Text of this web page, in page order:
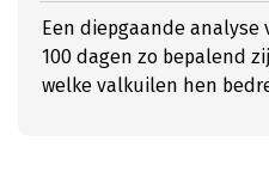
Een diepgaande analyse
100 dagen zo bepalend
welke valkuilen hen